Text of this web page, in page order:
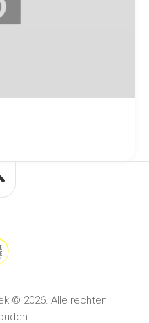
© 2026. Alle rechten